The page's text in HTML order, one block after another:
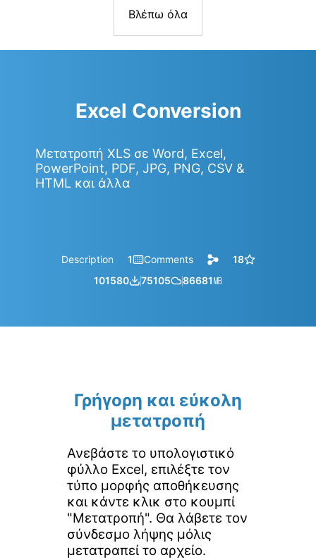
Βλέπω όλα
Excel Conversion
Μετατροπή XLS σε Word, Excel,
PowerPoint, PDF, JPG, PNG, CSV &
HTML και άλλα
Description 1 Comments
18
101580
75105 86681㎆︎
Γρήγορη και εύκολη
μετατροπή
Ανεβάστε το υπολογιστικό
φύλλο Excel, επιλέξτε τον
τύπο μορφής αποθήκευσης
και κάντε κλικ στο κουμπί
"Μετατροπή". Θα λάβετε τον
σύνδεσμο λήψης μόλις
μετατραπεί το αρχείο.